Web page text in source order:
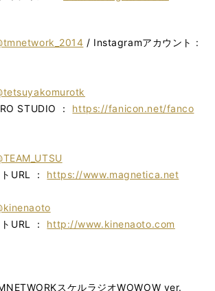
/ Instagramアカウント :
STUDIO ： https://fanicon.net/fanco
URL ： https://www.magnetica.net
URL ： http://www.kinenaoto.com
スケルラジオWOWOW ver.